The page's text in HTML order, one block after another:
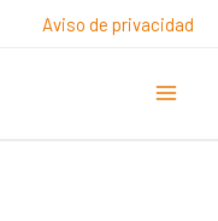
Aviso de privacidad